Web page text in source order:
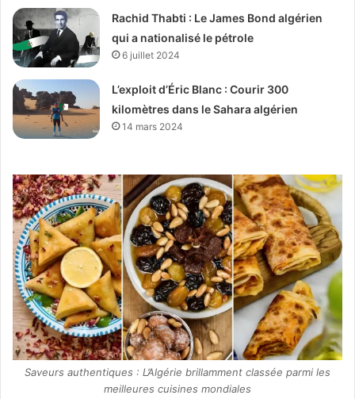
Rachid Thabti : Le James Bond algérien
qui a nationalisé le pétrole
6 juillet 2024
L’exploit d’Éric Blanc : Courir 300
kilomètres dans le Sahara algérien
14 mars 2024
Saveurs authentiques : L’Algérie brillamment classée parmi les
meilleures cuisines mondiales